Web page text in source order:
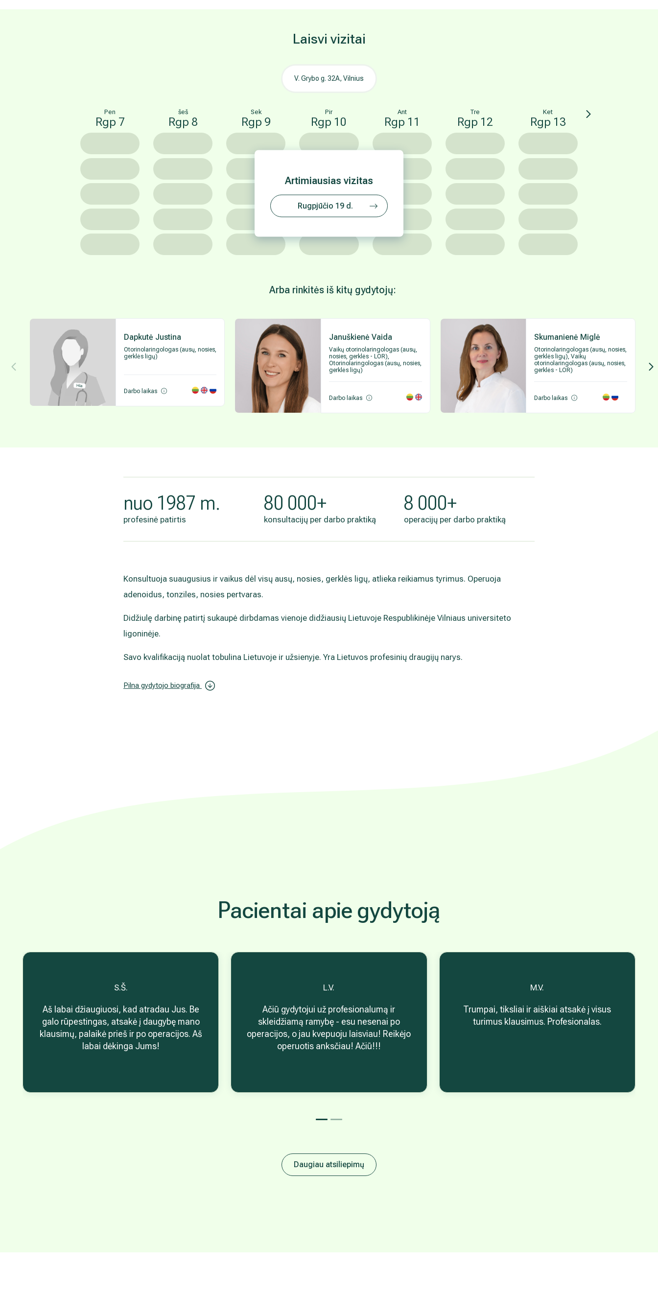
Laisvi vizitai
V. Grybo g. 32A, Vilnius
Pen
Rgp 7
šeš
Rgp 8
Sek
Rgp 9
Pir
Rgp 10
Ant
Rgp 11
Tre
Rgp 12
Ket
Rgp 13
Artimiausias vizitas
Rugpjūčio 19 d.
Arba rinkitės iš kitų gydytojų:
Dapkutė Justina
Otorinolaringologas (ausų, nosies,
gerklės ligų)
Darbo laikas
Januškienė Vaida
Vaikų otorinolaringologas (ausų,
nosies, gerklės - LOR),
Otorinolaringologas (ausų, nosies,
gerklės ligų)
Darbo laikas
Skumanienė Miglė
Otorinolaringologas (ausų, nosies,
gerklės ligų), Vaikų
otorinolaringologas (ausų, nosies,
gerklės - LOR)
Darbo laikas
nuo 1987 m.
profesinė patirtis
80 000+
konsultacijų per darbo praktiką
8 000+
operacijų per darbo praktiką
Konsultuoja suaugusius ir vaikus dėl visų ausų, nosies, gerklės ligų, atlieka reikiamus tyrimus. Operuoja
adenoidus, tonziles, nosies pertvaras.
Didžiulę darbinę patirtį sukaupė dirbdamas vienoje didžiausių Lietuvoje Respublikinėje Vilniaus universiteto
ligoninėje.
Savo kvalifikaciją nuolat tobulina Lietuvoje ir užsienyje. Yra Lietuvos profesinių draugijų narys.
Pilna gydytojo biografija
Pacientai apie gydytoją
S.Š.
Aš labai džiaugiuosi, kad atradau Jus. Be
galo rūpestingas, atsakė į daugybę mano
klausimų, palaikė prieš ir po operacijos. Aš
labai dėkinga Jums!
L.V.
Ačiū gydytojui už profesionalumą ir
skleidžiamą ramybę - esu nesenai po
operacijos, o jau kvepuoju laisviau! Reikėjo
operuotis anksčiau! Ačiū!!!
M.V.
Trumpai, tiksliai ir aiškiai atsakė į visus
turimus klausimus. Profesionalas.
Daugiau atsiliepimų